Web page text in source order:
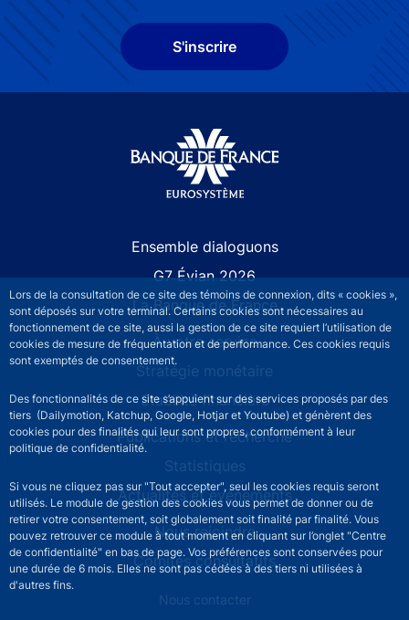
Lors de la consultation de ce site des témoins de connexion, dits « cookies »,
sont déposés sur votre terminal. Certains cookies sont nécessaires au
fonctionnement de ce site, aussi la gestion de ce site requiert l’utilisation de
cookies de mesure de fréquentation et de performance. Ces cookies requis
sont exemptés de consentement.
Des fonctionnalités de ce site s’appuient sur des services proposés par des
tiers (Dailymotion, Katchup, Google, Hotjar et Youtube) et génèrent des
cookies pour des finalités qui leur sont propres, conformément à leur
politique de confidentialité.
Si vous ne cliquez pas sur "Tout accepter", seul les cookies requis seront
utilisés. Le module de gestion des cookies vous permet de donner ou de
retirer votre consentement, soit globalement soit finalité par finalité. Vous
pouvez retrouver ce module à tout moment en cliquant sur l’onglet "Centre
de confidentialité" en bas de page. Vos préférences sont conservées pour
une durée de 6 mois. Elles ne sont pas cédées à des tiers ni utilisées à
d'autres fins.
S'inscrire
Ensemble dialoguons
G7 Évian 2026
La Banque de France
À votre service
Stratégie monétaire
Stabilité financière
Publications et recherche
Statistiques
Actualités et événements
Nous rejoindre
Comités consultatifs
Footer secondary menuNous contacter